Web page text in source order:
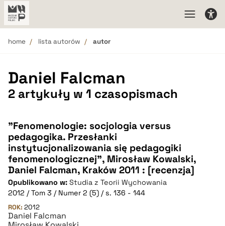
home lista autorów autor
Daniel Falcman
2 artykuły w 1 czasopismach
"Fenomenologie: socjologia versus
pedagogika. Przesłanki
instytucjonalizowania się pedagogiki
fenomenologicznej", Mirosław Kowalski,
Daniel Falcman, Kraków 2011 : [recenzja]
Opublikowano w: Studia z Teorii Wychowania
2012 / Tom 3 / Numer 2 (5) / s. 136 - 144
ROK: 2012
Daniel Falcman